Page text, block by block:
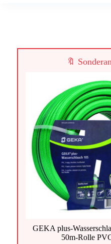
🔖
GEKA plus-
50m-Rolle